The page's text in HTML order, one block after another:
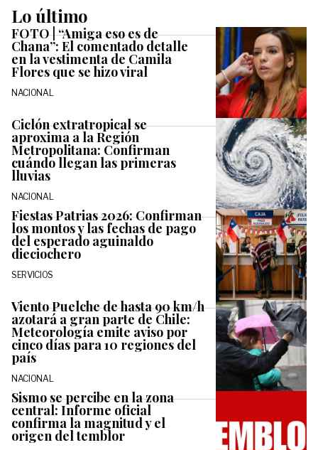
Lo último
FOTO | “Amiga eso es de
Chana”: El comentado detalle
en la vestimenta de Camila
Flores que se hizo viral
NACIONAL
Ciclón extratropical se
aproxima a la Región
Metropolitana: Confirman
cuándo llegan las primeras
lluvias
NACIONAL
Fiestas Patrias 2026: Confirman
los montos y las fechas de pago
del esperado aguinaldo
dieciochero
SERVICIOS
Viento Puelche de hasta 90 km/h
azotará a gran parte de Chile:
Meteorología emite aviso por
cinco días para 10 regiones del
país
NACIONAL
Sismo se percibe en la zona
central: Informe oficial
confirma la magnitud y el
origen del temblor